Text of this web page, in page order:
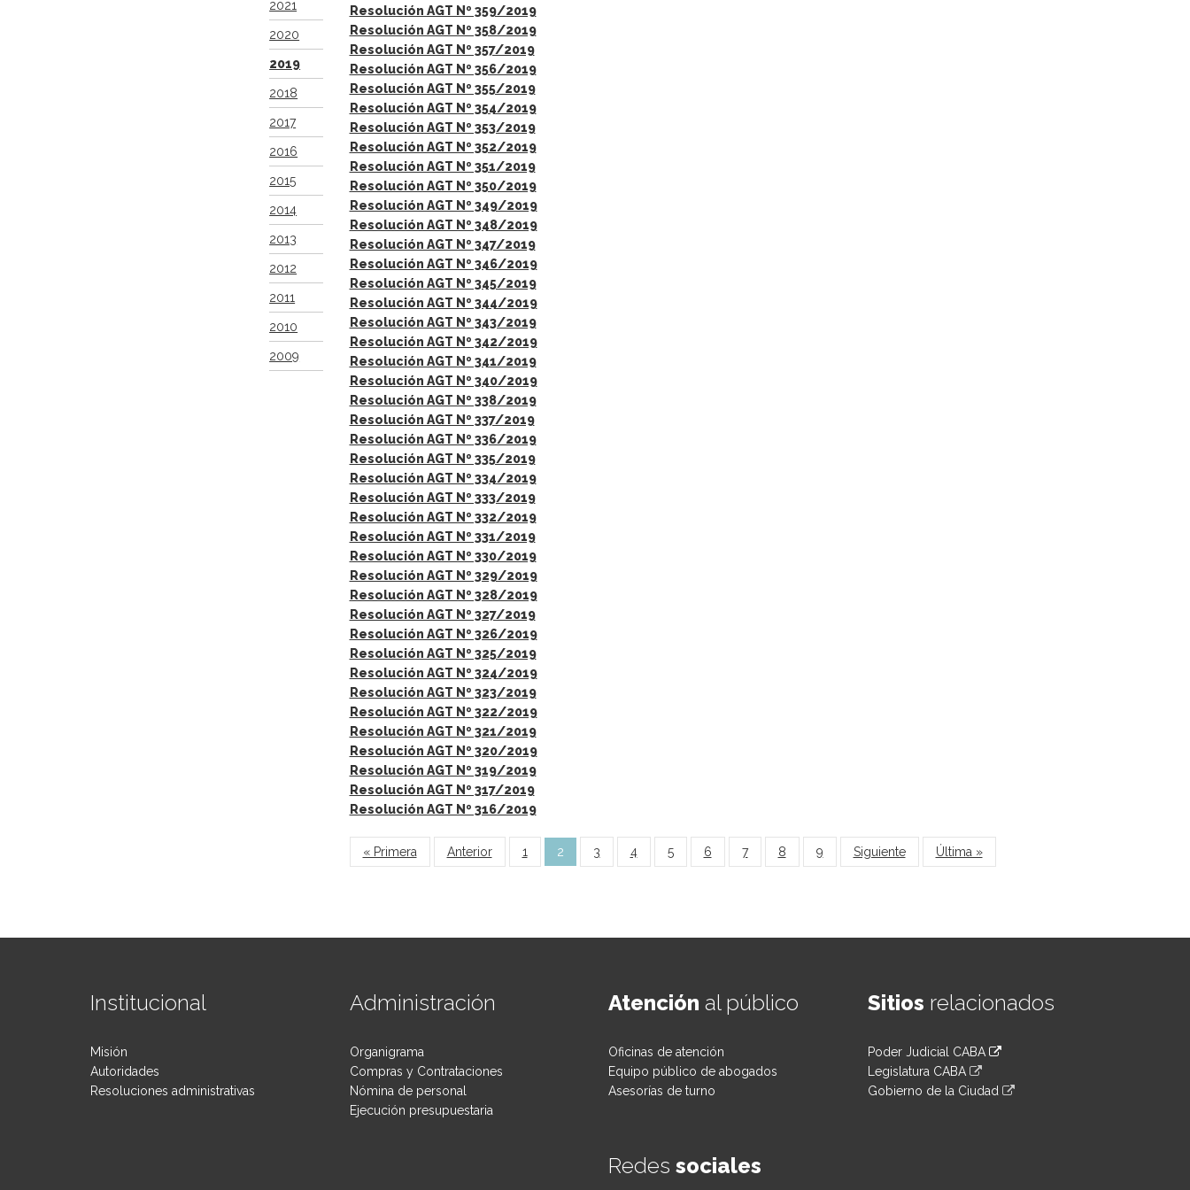
2021
2020
2019
2018
2017
2016
2015
2014
2013
2012
2011
2010
2009
Resolución AGT Nº 359/2019
Resolución AGT Nº 358/2019
Resolución AGT Nº 357/2019
Resolución AGT Nº 356/2019
Resolución AGT Nº 355/2019
Resolución AGT Nº 354/2019
Resolución AGT Nº 353/2019
Resolución AGT Nº 352/2019
Resolución AGT Nº 351/2019
Resolución AGT Nº 350/2019
Resolución AGT Nº 349/2019
Resolución AGT Nº 348/2019
Resolución AGT Nº 347/2019
Resolución AGT Nº 346/2019
Resolución AGT Nº 345/2019
Resolución AGT Nº 344/2019
Resolución AGT Nº 343/2019
Resolución AGT Nº 342/2019
Resolución AGT Nº 341/2019
Resolución AGT Nº 340/2019
Resolución AGT Nº 338/2019
Resolución AGT Nº 337/2019
Resolución AGT Nº 336/2019
Resolución AGT Nº 335/2019
Resolución AGT Nº 334/2019
Resolución AGT Nº 333/2019
Resolución AGT Nº 332/2019
Resolución AGT Nº 331/2019
Resolución AGT Nº 330/2019
Resolución AGT Nº 329/2019
Resolución AGT Nº 328/2019
Resolución AGT Nº 327/2019
Resolución AGT Nº 326/2019
Resolución AGT Nº 325/2019
Resolución AGT Nº 324/2019
Resolución AGT Nº 323/2019
Resolución AGT Nº 322/2019
Resolución AGT Nº 321/2019
Resolución AGT Nº 320/2019
Resolución AGT Nº 319/2019
Resolución AGT Nº 317/2019
Resolución AGT Nº 316/2019
Páginas
« Primera Anterior 1 2 3 4 5 6 7 8 9 Siguiente Última »
Institucional
Misión
Autoridades
Resoluciones administrativas
Administración
Organigrama
Compras y Contrataciones
Nómina de personal
Ejecución presupuestaria
Atención al público
Oficinas de atención
Equipo público de abogados
Asesorías de turno
Redes sociales
Sitios relacionados
Poder Judicial CABA
Legislatura CABA
Gobierno de la Ciudad